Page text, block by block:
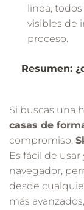
línea,
visibles de
proceso.
Resumen:
Si buscas una
casas de
compromiso,
Es fácil de usar
navegador,
desde
más avanzados,